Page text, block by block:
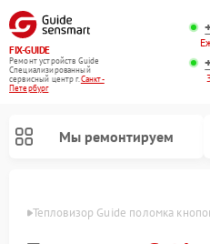
FIX-GUIDE
Ремонт устройств Guide
Специализированный
cервисный центр г.Санкт-
Петербург
Мы ремонтируем
Тепловизор Guide поломка